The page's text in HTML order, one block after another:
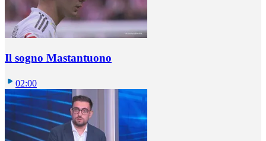
Il sogno Mastantuono
02:00